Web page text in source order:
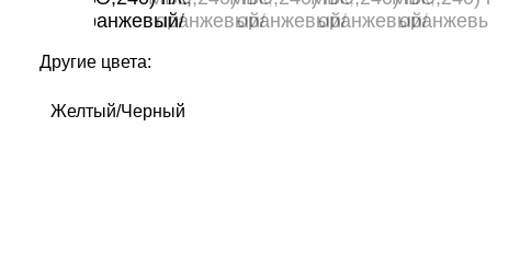
Другие цвета:
Желтый/Черный